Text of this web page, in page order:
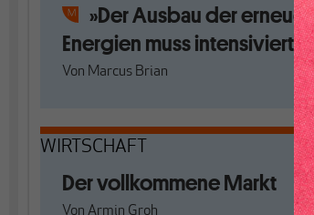
»Der Ausbau der
Energien muss intensiviert
Von Marcus Brian
WIRTSCHAFT
Der vollkommene Markt
Von Armin Groh